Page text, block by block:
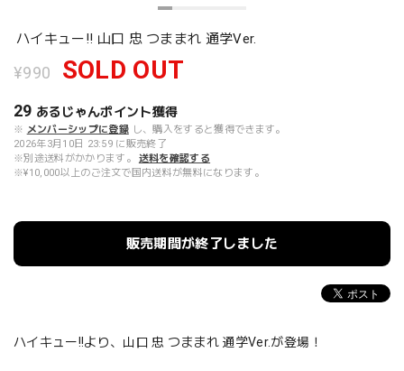
ハイキュー!! 山口 忠 つままれ 通学Ver.
¥990 SOLD OUT
29 あるじゃんポイント獲得
※ メンバーシップに登録 し、購入をすると獲得できます。
2026年3月10日 23:59 に販売終了
※別途送料がかかります。
送料を確認する
※¥10,000以上のご注文で国内送料が無料になります。
販売期間が終了しました
ハイキュー!!より、山口 忠 つままれ 通学Ver.が登場！